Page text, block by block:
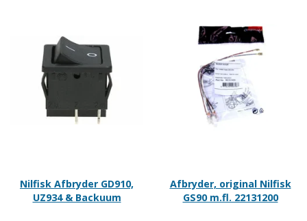
Nilfisk Afbryder GD910,
UZ934 & Backuum
Afbryder, original Nilfisk
GS90 m.fl. 22131200